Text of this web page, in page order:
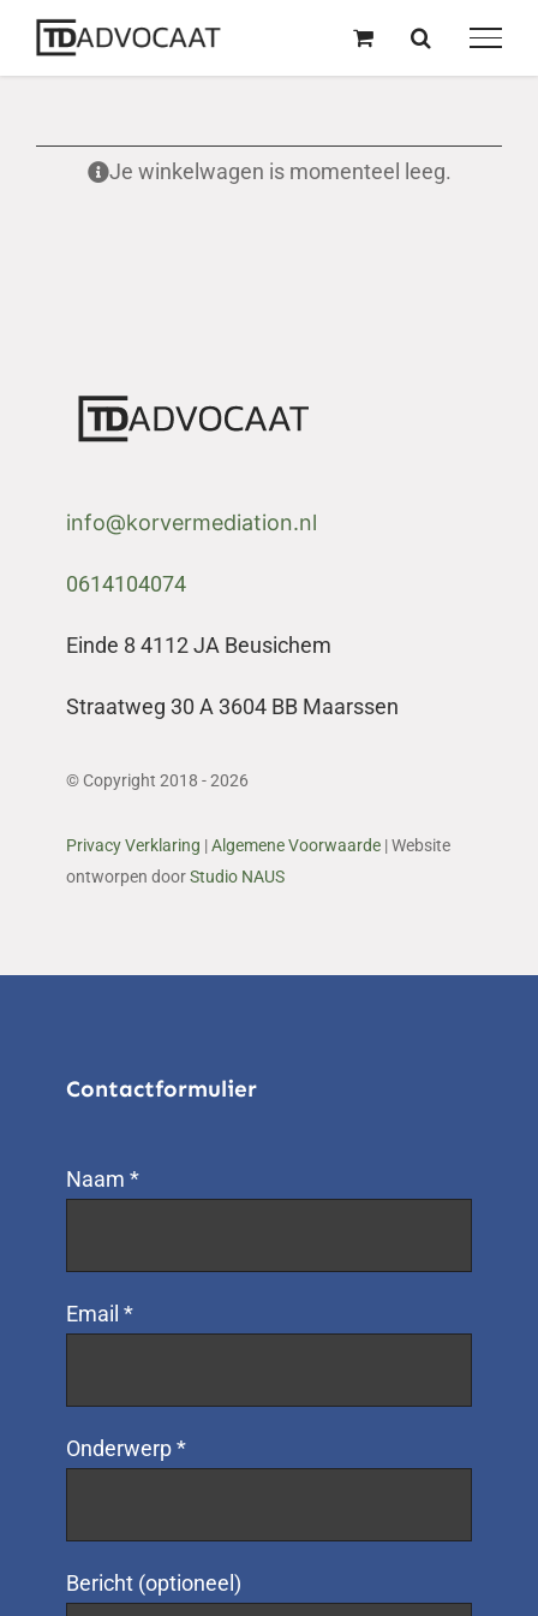
naar
inhoud
Je winkelwagen is momenteel leeg.
info@korvermediation.nl
0614104074
Einde 8 4112 JA Beusichem
Straatweg 30 A 3604 BB Maarssen
© Copyright 2018 - 2026
Privacy Verklaring |Algemene Voorwaarde | Website
ontworpen doorStudio NAUS
Contactformulier
Naam *
Email *
Onderwerp *
Bericht (optioneel)